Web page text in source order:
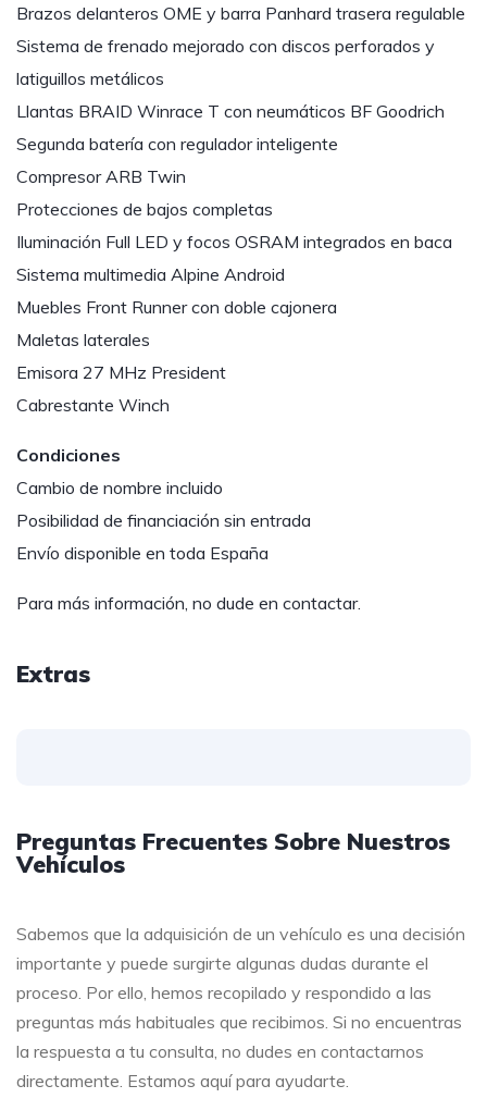
Brazos delanteros OME y barra Panhard trasera regulable
Sistema de frenado mejorado con discos perforados y
latiguillos metálicos
Llantas BRAID Winrace T con neumáticos BF Goodrich
Segunda batería con regulador inteligente
Compresor ARB Twin
Protecciones de bajos completas
Iluminación Full LED y focos OSRAM integrados en baca
Sistema multimedia Alpine Android
Muebles Front Runner con doble cajonera
Maletas laterales
Emisora 27 MHz President
Cabrestante Winch
Condiciones
Cambio de nombre incluido
Posibilidad de financiación sin entrada
Envío disponible en toda España
Para más información, no dude en contactar.
Extras
Preguntas Frecuentes Sobre Nuestros
Vehículos
Sabemos que la adquisición de un vehículo es una decisión
importante y puede surgirte algunas dudas durante el
proceso. Por ello, hemos recopilado y respondido a las
preguntas más habituales que recibimos. Si no encuentras
la respuesta a tu consulta, no dudes en contactarnos
directamente. Estamos aquí para ayudarte.